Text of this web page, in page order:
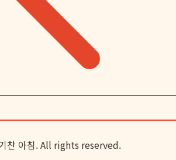
찬 아침. All rights reserved.